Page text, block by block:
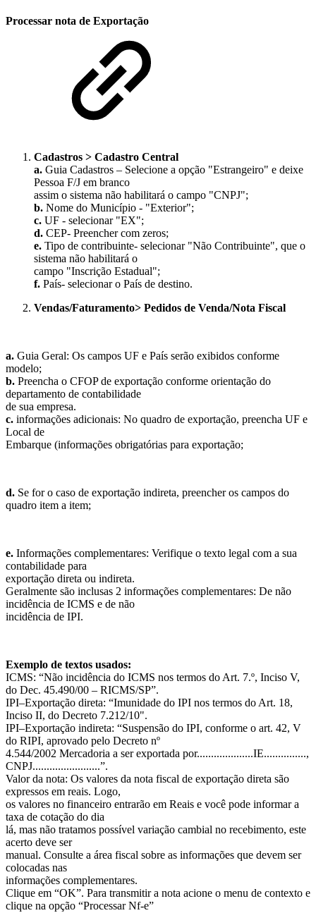
Processar nota de Exportação
Cadastros > Cadastro Central
a. Guia Cadastros – Selecione a opção "Estrangeiro" e deixe
Pessoa F/J em branco
assim o sistema não habilitará o campo "CNPJ";
b. Nome do Município - "Exterior";
c. UF - selecionar "EX";
d. CEP- Preencher com zeros;
e. Tipo de contribuinte- selecionar "Não Contribuinte", que o
sistema não habilitará o
campo "Inscrição Estadual";
f. País- selecionar o País de destino.
Vendas/Faturamento> Pedidos de Venda/Nota Fiscal
a. Guia Geral: Os campos UF e País serão exibidos conforme
modelo;
b. Preencha o CFOP de exportação conforme orientação do
departamento de contabilidade
de sua empresa.
c. informações adicionais: No quadro de exportação, preencha UF e
Local de
Embarque (informações obrigatórias para exportação;
d. Se for o caso de exportação indireta, preencher os campos do
quadro item a item;
e. Informações complementares: Verifique o texto legal com a sua
contabilidade para
exportação direta ou indireta.
Geralmente são inclusas 2 informações complementares: De não
incidência de ICMS e de não
incidência de IPI.
Exemplo de textos usados:
ICMS: “Não incidência do ICMS nos termos do Art. 7.º, Inciso V,
do Dec. 45.490/00 – RICMS/SP”.
IPI–Exportação direta: “Imunidade do IPI nos termos do Art. 18,
Inciso II, do Decreto 7.212/10".
IPI–Exportação indireta: “Suspensão do IPI, conforme o art. 42, V
do RIPI, aprovado pelo Decreto nº
4.544/2002 Mercadoria a ser exportada por....................IE...............,
CNPJ........................”.
Valor da nota: Os valores da nota fiscal de exportação direta são
expressos em reais. Logo,
os valores no financeiro entrarão em Reais e você pode informar a
taxa de cotação do dia
lá, mas não tratamos possível variação cambial no recebimento, este
acerto deve ser
manual. Consulte a área fiscal sobre as informações que devem ser
colocadas nas
informações complementares.
Clique em “OK”. Para transmitir a nota acione o menu de contexto e
clique na opção “Processar Nf-e”